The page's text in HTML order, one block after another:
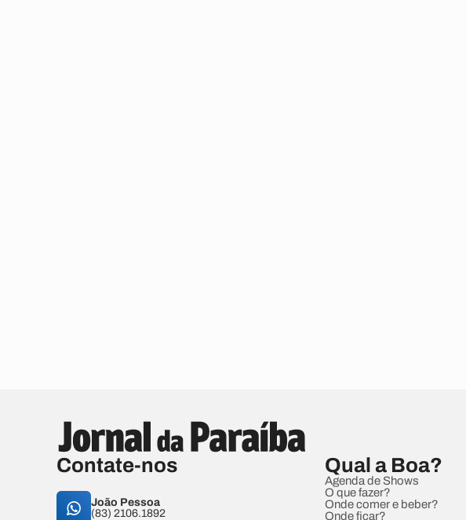
Contate-nos
João Pessoa
(83) 2106.1892
Qual a Boa?
Agenda de Shows
O que fazer?
Onde comer e beber?
Onde ficar?